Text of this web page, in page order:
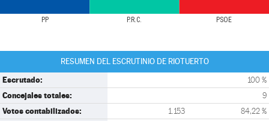
PP P.R.C. PSOE
RESUMEN DEL ESCRUTINIO DE RIOTUERTO
Escrutado: 100 %
Concejales totales: 9
Votos contabilizados: 1.153 84,22 %